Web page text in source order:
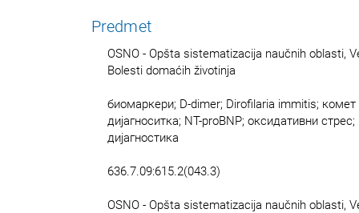
Predmet
OSNO - Opšta sistematizacija naučnih oblasti,
Bolesti domaćih životinja
биомаркери; D-dimer; Dirofilaria immitis; комет
дијагноситка; NT-proBNP; оксидативни
дијагностика
636.7.09:615.2(043.3)
OSNO - Opšta sistematizacija naučnih oblasti,